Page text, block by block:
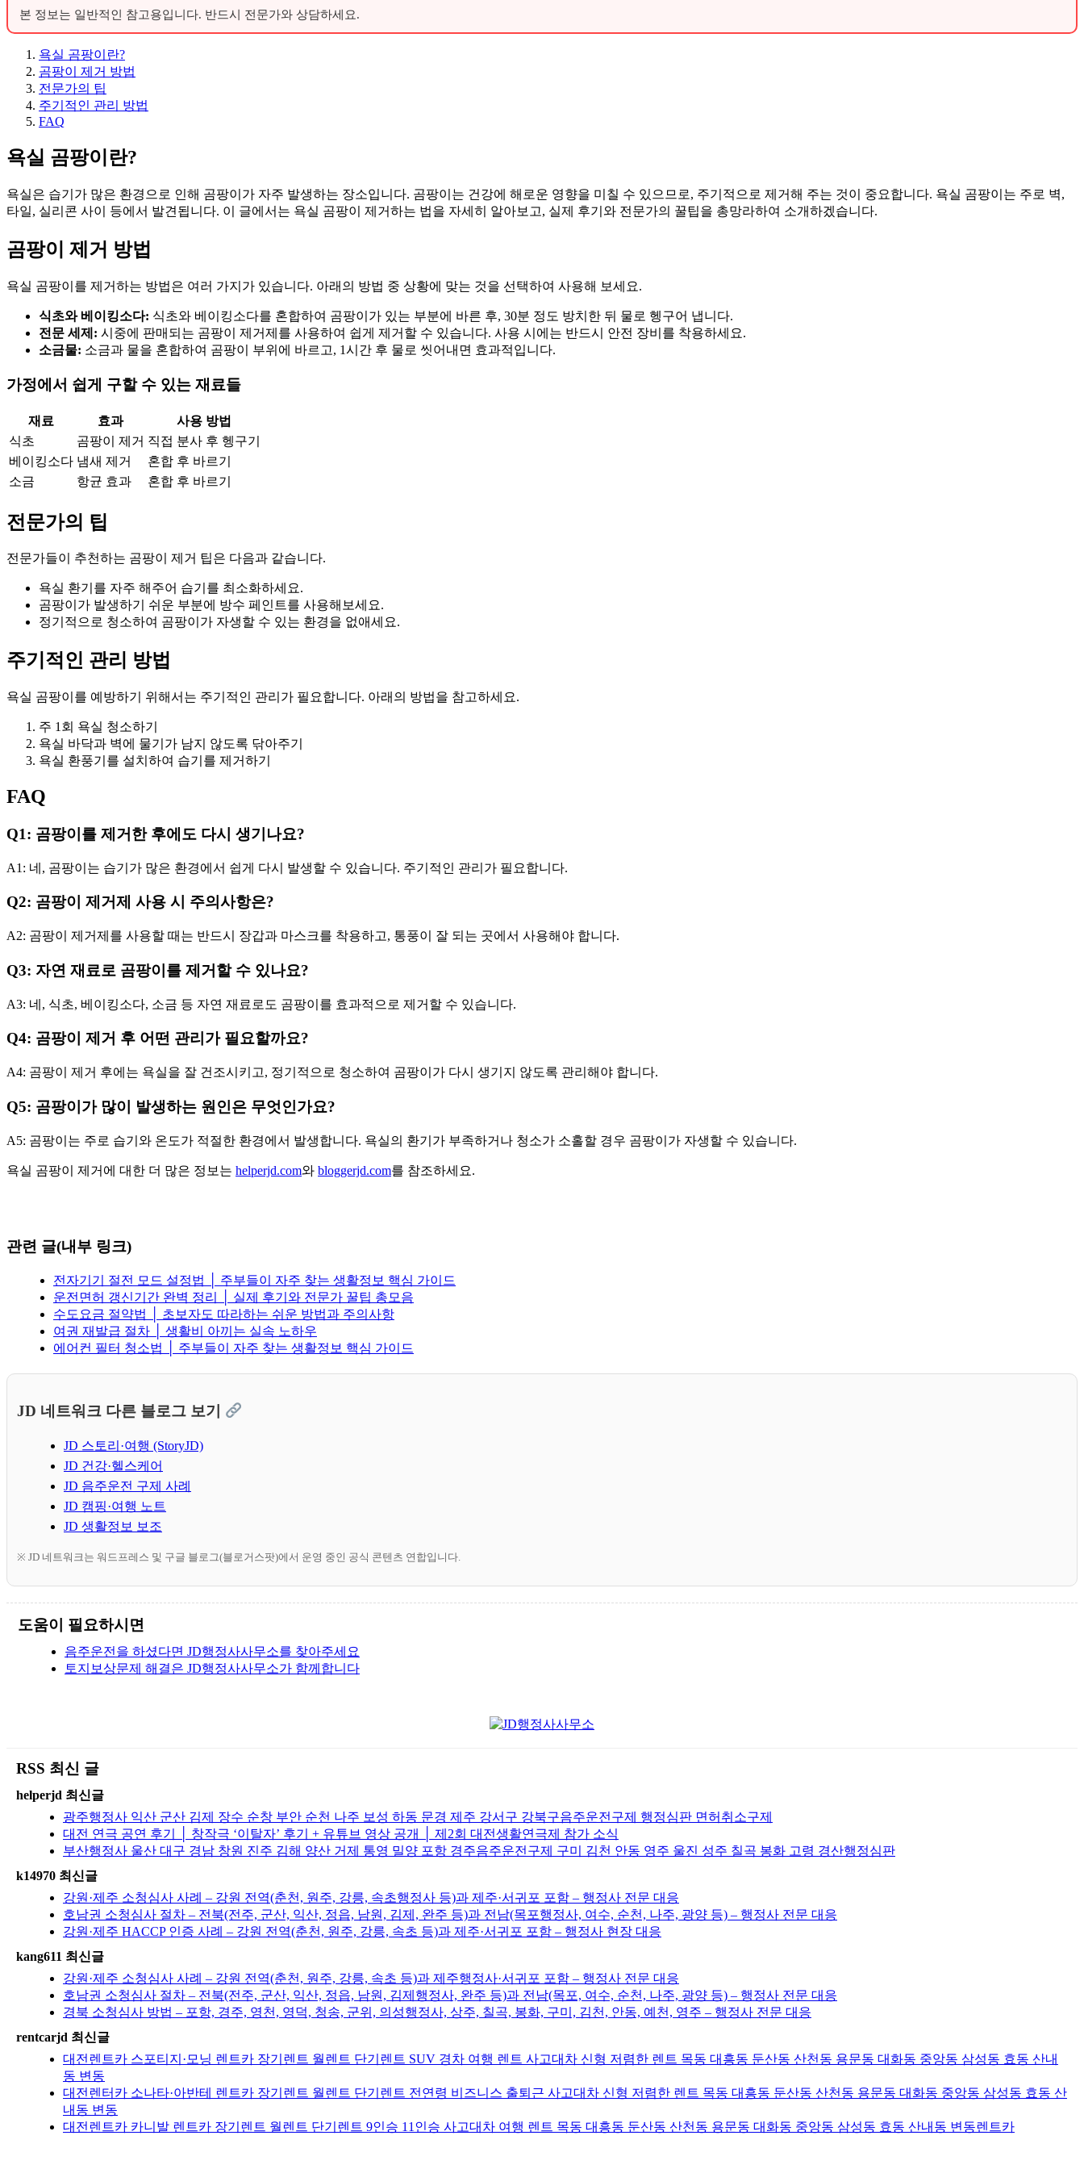
본 정보는 일반적인 참고용입니다. 반드시 전문가와 상담하세요.
욕실 곰팡이란?
곰팡이 제거 방법
전문가의 팁
주기적인 관리 방법
FAQ
욕실 곰팡이란?
욕실은 습기가 많은 환경으로 인해 곰팡이가 자주 발생하는 장소입니다. 곰팡이는 건강에 해로운 영향을 미칠 수 있으므로, 주기적으로 제거해 주는 것이 중요합니다. 욕실 곰팡이는 주로 벽,
타일, 실리콘 사이 등에서 발견됩니다. 이 글에서는 욕실 곰팡이 제거하는 법을 자세히 알아보고, 실제 후기와 전문가의 꿀팁을 총망라하여 소개하겠습니다.
곰팡이 제거 방법
욕실 곰팡이를 제거하는 방법은 여러 가지가 있습니다. 아래의 방법 중 상황에 맞는 것을 선택하여 사용해 보세요.
식초와 베이킹소다: 식초와 베이킹소다를 혼합하여 곰팡이가 있는 부분에 바른 후, 30분 정도 방치한 뒤 물로 헹구어 냅니다.
전문 세제: 시중에 판매되는 곰팡이 제거제를 사용하여 쉽게 제거할 수 있습니다. 사용 시에는 반드시 안전 장비를 착용하세요.
소금물: 소금과 물을 혼합하여 곰팡이 부위에 바르고, 1시간 후 물로 씻어내면 효과적입니다.
가정에서 쉽게 구할 수 있는 재료들
재료 효과
사용 방법
식초
곰팡이 제거 직접 분사 후 헹구기
베이킹소다 냄새 제거
혼합 후 바르기
소금
항균 효과 혼합 후 바르기
전문가의 팁
전문가들이 추천하는 곰팡이 제거 팁은 다음과 같습니다.
욕실 환기를 자주 해주어 습기를 최소화하세요.
곰팡이가 발생하기 쉬운 부분에 방수 페인트를 사용해보세요.
정기적으로 청소하여 곰팡이가 자생할 수 있는 환경을 없애세요.
주기적인 관리 방법
욕실 곰팡이를 예방하기 위해서는 주기적인 관리가 필요합니다. 아래의 방법을 참고하세요.
주 1회 욕실 청소하기
욕실 바닥과 벽에 물기가 남지 않도록 닦아주기
욕실 환풍기를 설치하여 습기를 제거하기
FAQ
Q1: 곰팡이를 제거한 후에도 다시 생기나요?
A1: 네, 곰팡이는 습기가 많은 환경에서 쉽게 다시 발생할 수 있습니다. 주기적인 관리가 필요합니다.
Q2: 곰팡이 제거제 사용 시 주의사항은?
A2: 곰팡이 제거제를 사용할 때는 반드시 장갑과 마스크를 착용하고, 통풍이 잘 되는 곳에서 사용해야 합니다.
Q3: 자연 재료로 곰팡이를 제거할 수 있나요?
A3: 네, 식초, 베이킹소다, 소금 등 자연 재료로도 곰팡이를 효과적으로 제거할 수 있습니다.
Q4: 곰팡이 제거 후 어떤 관리가 필요할까요?
A4: 곰팡이 제거 후에는 욕실을 잘 건조시키고, 정기적으로 청소하여 곰팡이가 다시 생기지 않도록 관리해야 합니다.
Q5: 곰팡이가 많이 발생하는 원인은 무엇인가요?
A5: 곰팡이는 주로 습기와 온도가 적절한 환경에서 발생합니다. 욕실의 환기가 부족하거나 청소가 소홀할 경우 곰팡이가 자생할 수 있습니다.
욕실 곰팡이 제거에 대한 더 많은 정보는 helperjd.com와 bloggerjd.com를 참조하세요.
관련 글(내부 링크)
전자기기 절전 모드 설정법 │ 주부들이 자주 찾는 생활정보 핵심 가이드
운전면허 갱신기간 완벽 정리 │ 실제 후기와 전문가 꿀팁 총모음
수도요금 절약법 │ 초보자도 따라하는 쉬운 방법과 주의사항
여권 재발급 절차 │ 생활비 아끼는 실속 노하우
에어컨 필터 청소법 │ 주부들이 자주 찾는 생활정보 핵심 가이드
JD 네트워크 다른 블로그 보기
JD 스토리·여행 (StoryJD)
JD 건강·헬스케어
JD 음주운전 구제 사례
JD 캠핑·여행 노트
JD 생활정보 보조
※ JD 네트워크는 워드프레스 및 구글 블로그(블로거스팟)에서 운영 중인 공식 콘텐츠 연합입니다.
도움이 필요하시면
음주운전을 하셨다면 JD행정사사무소를 찾아주세요
토지보상문제 해결은 JD행정사사무소가 함께합니다
RSS 최신 글
helperjd 최신글
광주행정사 익산 군산 김제 장수 순창 부안 순천 나주 보성 하동 문경 제주 강서구 강북구음주운전구제 행정심판 면허취소구제
대전 연극 공연 후기 │ 창작극 ‘이탈자’ 후기 + 유튜브 영상 공개 │ 제2회 대전생활연극제 참가 소식
부산행정사 울산 대구 경남 창원 진주 김해 양산 거제 통영 밀양 포항 경주음주운전구제 구미 김천 안동 영주 울진 성주 칠곡 봉화 고령 경산행정심판
k14970 최신글
강원·제주 소청심사 사례 – 강원 전역(춘천, 원주, 강릉, 속초행정사 등)과 제주·서귀포 포함 – 행정사 전문 대응
호남권 소청심사 절차 – 전북(전주, 군산, 익산, 정읍, 남원, 김제, 완주 등)과 전남(목포행정사, 여수, 순천, 나주, 광양 등) – 행정사 전문 대응
강원·제주 HACCP 인증 사례 – 강원 전역(춘천, 원주, 강릉, 속초 등)과 제주·서귀포 포함 – 행정사 현장 대응
kang611 최신글
강원·제주 소청심사 사례 – 강원 전역(춘천, 원주, 강릉, 속초 등)과 제주행정사·서귀포 포함 – 행정사 전문 대응
호남권 소청심사 절차 – 전북(전주, 군산, 익산, 정읍, 남원, 김제행정사, 완주 등)과 전남(목포, 여수, 순천, 나주, 광양 등) – 행정사 전문 대응
경북 소청심사 방법 – 포항, 경주, 영천, 영덕, 청송, 군위, 의성행정사, 상주, 칠곡, 봉화, 구미, 김천, 안동, 예천, 영주 – 행정사 전문 대응
rentcarjd 최신글
대전렌트카 스포티지·모닝 렌트카 장기렌트 월렌트 단기렌트 SUV 경차 여행 렌트 사고대차 신형 저렴한 렌트 목동 대흥동 둔산동 산천동 용문동 대화동 중앙동 삼성동 효동 산내
동 변동
대전렌터카 소나타·아반테 렌트카 장기렌트 월렌트 단기렌트 전연령 비즈니스 출퇴근 사고대차 신형 저렴한 렌트 목동 대흥동 둔산동 산천동 용문동 대화동 중앙동 삼성동 효동 산
내동 변동
대전렌트카 카니발 렌트카 장기렌트 월렌트 단기렌트 9인승 11인승 사고대차 여행 렌트 목동 대흥동 둔산동 산천동 용문동 대화동 중앙동 삼성동 효동 산내동 변동렌트카